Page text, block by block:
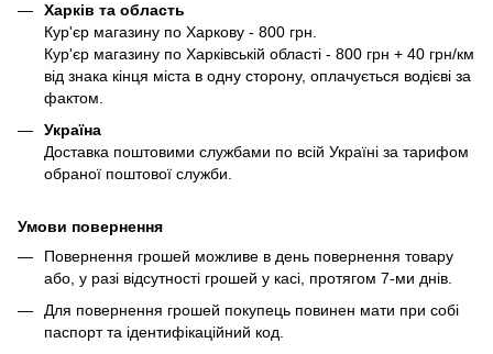
Харків та область
Кур'єр магазину по Харкову - 800 грн.
Кур'єр магазину по Харківській області - 800 грн + 40 грн/км
від знака кінця міста в одну сторону, оплачується водієві за
фактом.
Україна
Доставка поштовими службами по всій Україні за тарифом
обраної поштової служби.
Умови повернення
Повернення грошей можливе в день повернення товару
або, у разі відсутності грошей у касі, протягом 7-ми днів.
Для повернення грошей покупець повинен мати при собі
паспорт та ідентифікаційний код.